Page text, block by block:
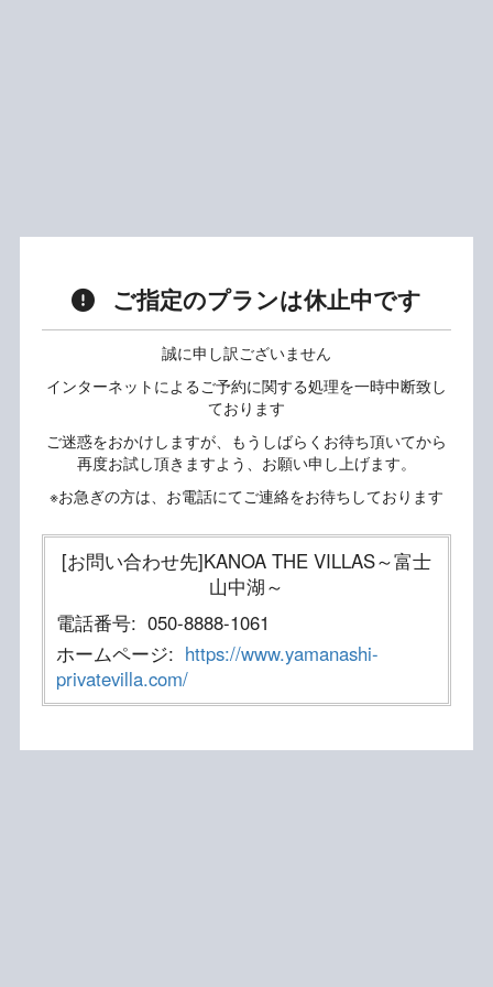
ご指定のプランは休止中です
誠に申し訳ございません
インターネットによるご予約に関する処理を一時中断致し
ております
ご迷惑をおかけしますが、もうしばらくお待ち頂いてから
再度お試し頂きますよう、お願い申し上げます。
※お急ぎの方は、お電話にてご連絡をお待ちしております
[お問い合わせ先]KANOA THE VILLAS～富士
山中湖～
電話番号: 050-8888-1061
ホームページ: https://www.yamanashi-
privatevilla.com/